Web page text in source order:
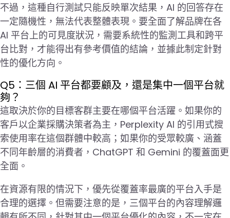
不過，這種自行測試只能反映單次結果，AI 的回答存在
一定隨機性，無法代表整體表現。要全面了解品牌在各
AI 平台上的可見度狀況，需要系統性的監測工具和跨平
台比對，才能得出有參考價值的結論，並據此制定針對
性的優化方向。
Q5：三個 AI 平台都要顧及，還是集中一個平台就
夠？
這取決於你的目標客群主要在哪個平台活躍。如果你的
客戶以企業採購決策者為主，Perplexity AI 的引用式搜
索使用率在這個群體中較高；如果你的受眾較廣、涵蓋
不同年齡層的消費者，ChatGPT 和 Gemini 的覆蓋面更
全面。
在資源有限的情況下，優先從覆蓋率最廣的平台入手是
合理的選擇。但需要注意的是，三個平台的內容理解邏